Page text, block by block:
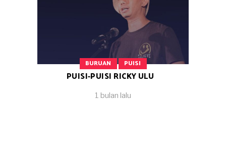
BURUAN PUISI
PUISI-PUISI RICKY ULU
1 bulan lalu